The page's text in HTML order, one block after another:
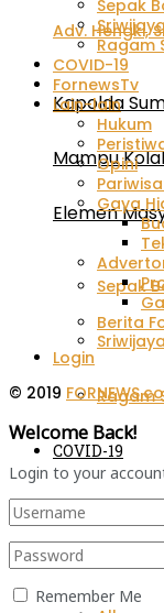
Kapolda
Mampu
Elemen
Sepak
Ragam
COVID-19
FornewsTv
Lain-lain
Sepak
Ragam
COVID-19
FornewsTv
Lain-lain
Hukum
Opini
Gaya
Berita
Login
© 2019 FORNEWS.co
Welcome Back!
Login to your
Remember Me